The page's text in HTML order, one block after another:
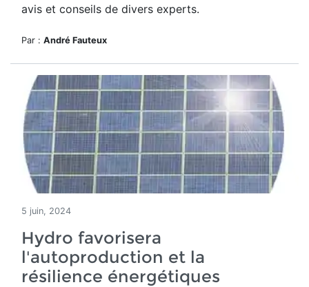
avis et conseils de divers experts.
Par : André Fauteux
5 juin, 2024
Hydro favorisera
l'autoproduction et la
résilience énergétiques